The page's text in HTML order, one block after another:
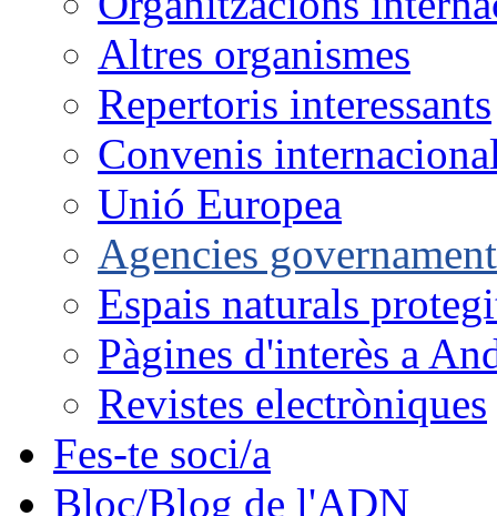
Altres organismes
Repertoris interessants
Convenis
Unió Europea
Agencies
Espais naturals
Pàgines d'interès a
Revistes electròniques
Fes-te soci/a
Bloc/Blog de l'ADN